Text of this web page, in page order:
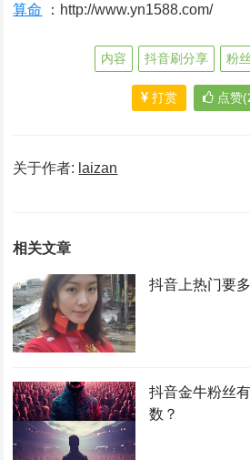
算命 ：http://www.yn1588.com/
内容 抖音刷分享 粉丝
打赏 点赞
关于作者: laizan
相关文章
抖音上热门要
抖音金牛粉丝
数？